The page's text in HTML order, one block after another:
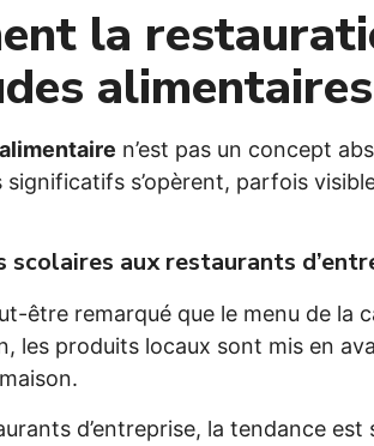
la
alimentaires
n’est pas un concept
significatifs s’opèrent, parfois
scolaires aux restaurants
être remarqué que le menu de la
les produits locaux sont mis en
d’entreprise, la tendance